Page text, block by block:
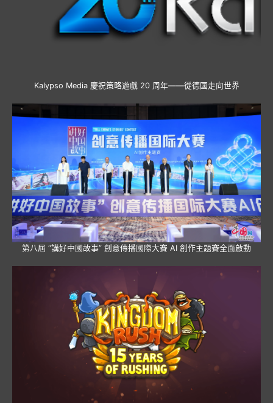
Kalypso Media 慶祝策略遊戲 20 周年——從德國走向世界
第八屆 “講好中國故事” 創意傳播國際大賽 AI 創作主題賽全面啟動